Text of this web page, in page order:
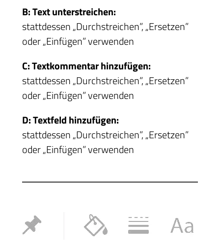
B: Text unterstreichen:
stattdessen „Durchstreichen”, „Ersetzen”
oder „Einfügen” verwenden
C: Textkommentar hinzufügen:
stattdessen „Durchstreichen”, „Ersetzen”
oder „Einfügen” verwenden
D: Textfeld hinzufügen:
stattdessen „Durchstreichen”, „Ersetzen”
oder „Einfügen” verwenden